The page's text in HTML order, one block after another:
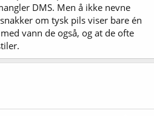
DMS. Men å ikke nevne
om tysk pils viser bare én
vann de også, og at de ofte